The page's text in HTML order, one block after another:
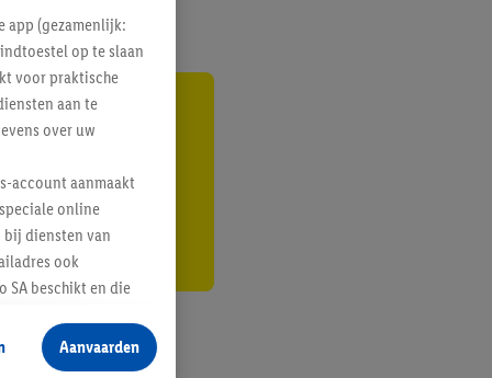
app (gezamenlijk:
op te slaan
voor praktische
aan te
over uw
account aanmaakt
online
diensten van
ook
SA beschikt en die
producten waarin
maar het
Aanvaarden